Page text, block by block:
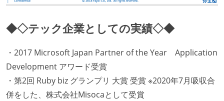
◆◇テック企業としての実績◇◆
・2017 Microsoft Japan Partner of the Year Application
Development アワード受賞
・第2回 Ruby biz グランプリ 大賞 受賞 ※2020年7月吸収合
併をした、株式会社Misocaとして受賞